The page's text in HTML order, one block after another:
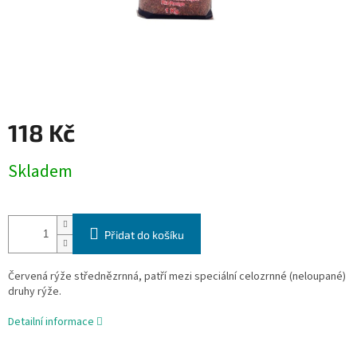
118 Kč
cena:
Skladem
Přidat do košíku
Červená rýže střednězrnná, patří mezi speciální celozrnné (neloupané)
druhy rýže.
Detailní informace